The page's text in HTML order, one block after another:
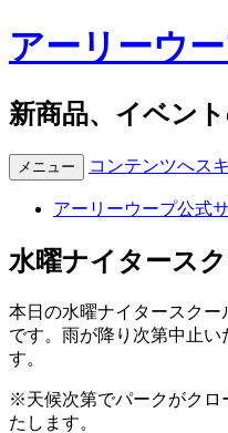
アーリーウ
新商品、イベン
メニュー コンテンツへス
アーリーウープ公式
水曜ナイタース
本日の水曜ナイタースク
です。雨が降り次第中止い
す。
※天候次第でパークがクロ
たします。